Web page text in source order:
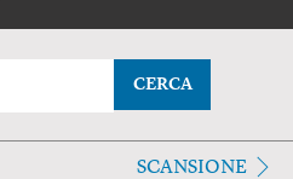
CERCA
SCANSIONE